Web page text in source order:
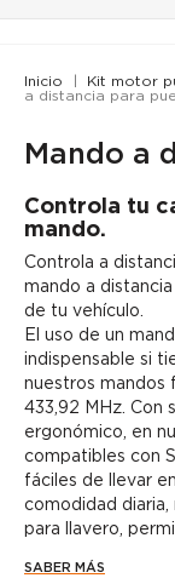
Inicio Kit motor
a distancia para
Mando a
Controla tu
mando.
Controla a
mando a
de tu vehículo.
El uso de un
indispensable si
nuestros mandos
433,92 MHz. Con
ergonómico, en
compatibles con
fáciles de llevar
comodidad
para llavero,
SABER MÁS